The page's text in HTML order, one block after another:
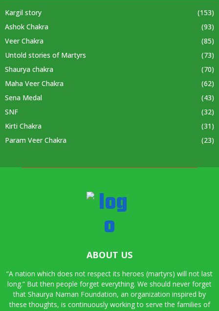
Kargil story
(153)
Ashok Chakra
(93)
Veer Chakra
(85)
Untold stories of Martyrs
(73)
Shaurya chakra
(70)
Maha Veer Chakra
(62)
Sena Medal
(43)
SNF
(32)
Kirti Chakra
(31)
Param Veer Chakra
(23)
ABOUT US
“A nation which does not respect its heroes (martyrs) will not last
long.” But then people forget everything. We should never forget
that Shaurya Naman Foundation, an organization inspired by
these thoughts, is continuously working to serve the families of